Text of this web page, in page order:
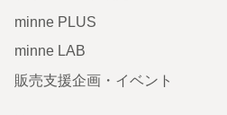
minne PLUS
minne LAB
販売支援企画・イベント